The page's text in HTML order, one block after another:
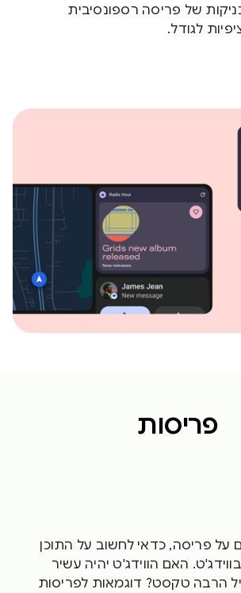
של פריסה רספונסיבית
לגודל.
פריסות
על פריסה, כדאי לחשוב על התוכן
האם הווידג'ט יהיה עשיר
הרבה טקסט? דוגמאות לפריסות